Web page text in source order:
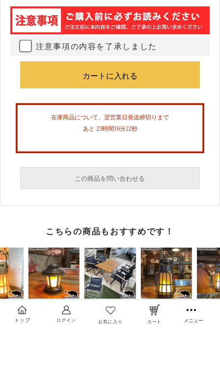
注意事項の内容を了承しました
在庫商品について、翌営業日発送締切りまで
あと 23時間16分22秒
この商品を問い合わせる
必須
こちらの商品もおすすめです！
トップ ログイン お気に入り カート メニュー